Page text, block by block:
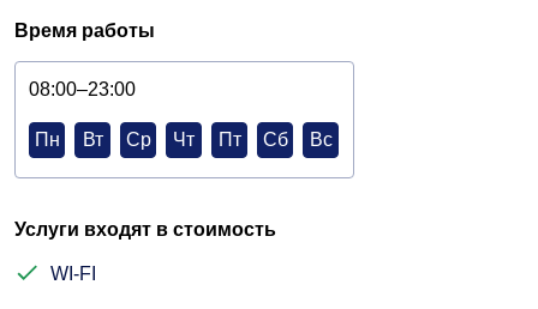
Время работы
08:00–23:00
Пн Вт Ср Чт Пт Сб Вс
Услуги входят в стоимость
WI-FI